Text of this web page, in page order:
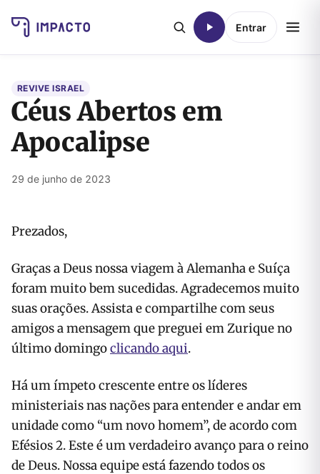
Entrar
REVIVE ISRAEL
Céus Abertos em
Apocalipse
29 de junho de 2023
Prezados,
Graças a Deus nossa viagem à Alemanha e Suíça
foram muito bem sucedidas. Agradecemos muito
suas orações. Assista e compartilhe com seus
amigos a mensagem que preguei em Zurique no
último domingoclicando aqui.
Há um ímpeto crescente entre os líderes
ministeriais nas nações para entender e andar em
unidade como “um novo homem”, de acordo com
Efésios 2. Este é um verdadeiro avanço para o reino
de Deus. Nossa equipe está fazendo todos os